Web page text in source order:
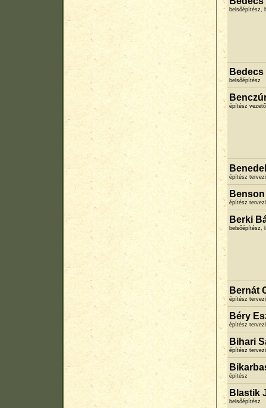
belsőépítész,
belsőépítész
építész
építész
építész
Berki
belsőépítész,
Bernát
építész
Béry
építész
Bihari
építész
építész
Blastik
belsőépítész